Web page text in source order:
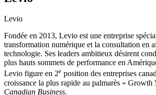
Levio
Fondée en 2013, Levio est une entreprise
transformation numérique et la consultation en
technologie. Ses leaders ambitieux désirent
plus hauts sommets de performance en
Levio figure en 2e position des entreprises
croissance la plus rapide au palmarès « Growth
Canadian Business.